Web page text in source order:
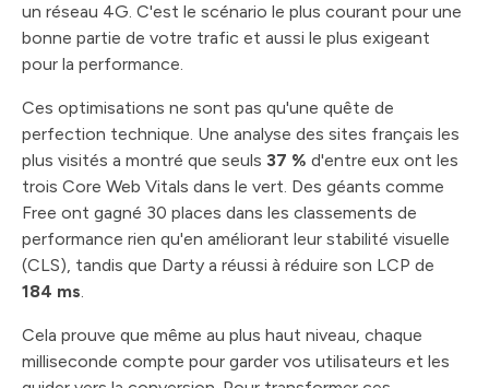
un réseau 4G. C'est le scénario le plus courant pour une
bonne partie de votre trafic et aussi le plus exigeant
pour la performance.
Ces optimisations ne sont pas qu'une quête de
perfection technique. Une analyse des sites français les
plus visités a montré que seuls 37 % d'entre eux ont les
trois Core Web Vitals dans le vert. Des géants comme
Free ont gagné 30 places dans les classements de
performance rien qu'en améliorant leur stabilité visuelle
(CLS), tandis que Darty a réussi à réduire son LCP de
184 ms.
Cela prouve que même au plus haut niveau, chaque
milliseconde compte pour garder vos utilisateurs et les